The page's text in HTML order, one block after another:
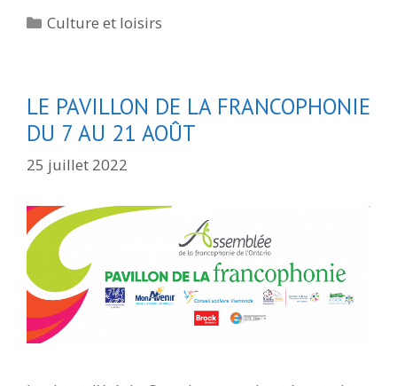
Catégories
Culture et loisirs
LE PAVILLON DE LA FRANCOPHONIE
DU 7 AU 21 AOÛT
25 juillet 2022